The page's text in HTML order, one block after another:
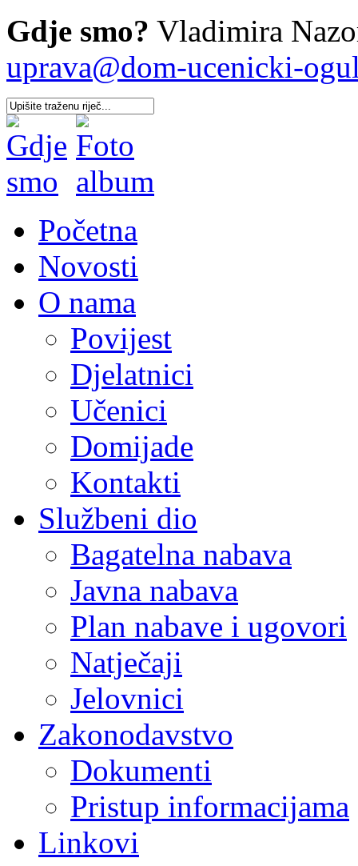
Gdje smo? Vladimira
uprava@dom-ucenicki-
Početna
Novosti
O nama
Povijest
Djelatnici
Učenici
Domijade
Kontakti
Službeni dio
Bagatelna nabava
Javna nabava
Plan nabave i ugovori
Natječaji
Jelovnici
Zakonodavstvo
Dokumenti
Pristup informacijama
Linkovi